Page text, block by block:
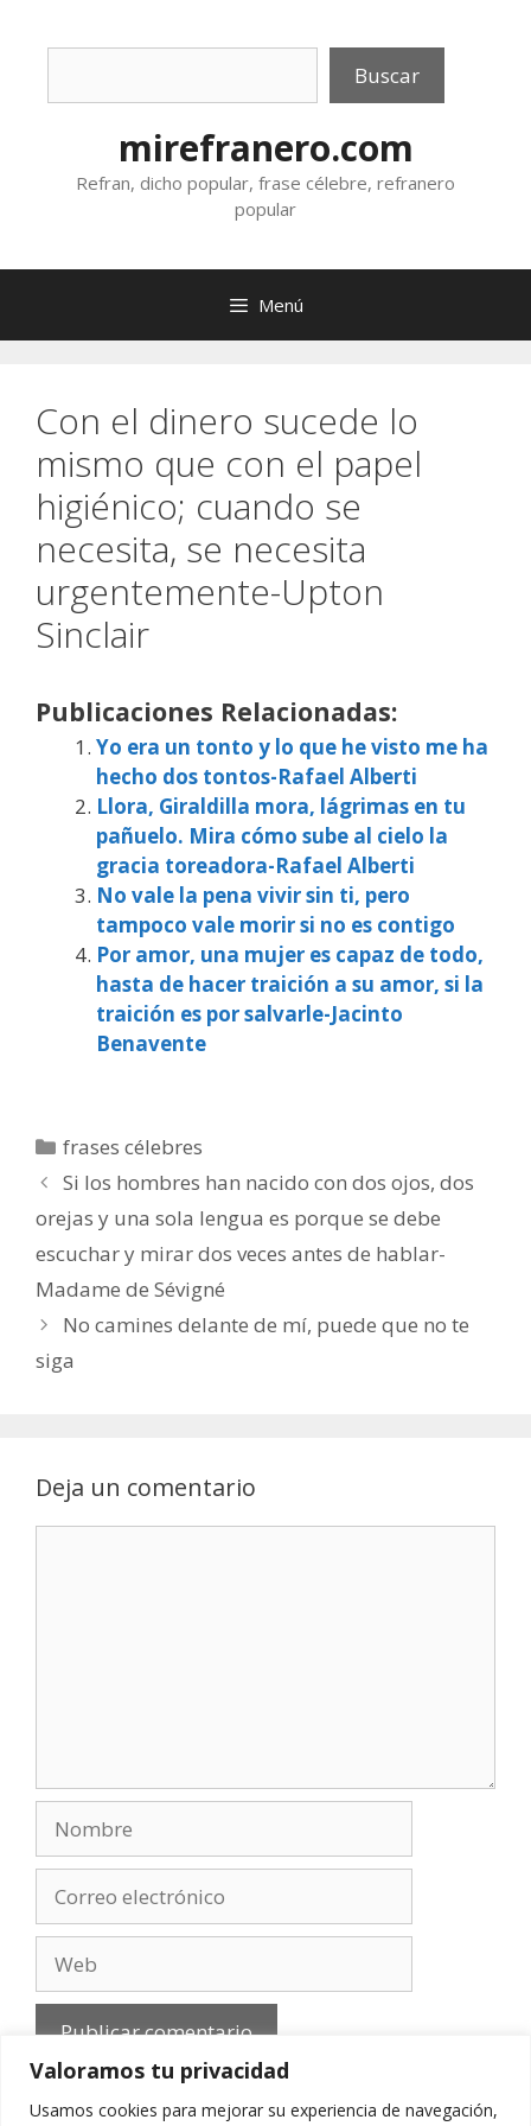
Valoramos tu privacidad
Usamos cookies para mejorar su experiencia de navegación,
Buscar
mirefranero.com
Refran, dicho popular, frase célebre, refranero
popular
Menú
Con el dinero sucede lo
mismo que con el papel
higiénico; cuando se
necesita, se necesita
urgentemente-Upton
Sinclair
Publicaciones Relacionadas:
Yo era un tonto y lo que he visto me ha
hecho dos tontos-Rafael Alberti
Llora, Giraldilla mora, lágrimas en tu
pañuelo. Mira cómo sube al cielo la
gracia toreadora-Rafael Alberti
No vale la pena vivir sin ti, pero
tampoco vale morir si no es contigo
Por amor, una mujer es capaz de todo,
hasta de hacer traición a su amor, si la
traición es por salvarle-Jacinto
Benavente
Categorías
frases célebres
Si los hombres han nacido con dos ojos, dos
orejas y una sola lengua es porque se debe
escuchar y mirar dos veces antes de hablar-
Madame de Sévigné
No camines delante de mí, puede que no te
siga
Deja un comentario
electrónico